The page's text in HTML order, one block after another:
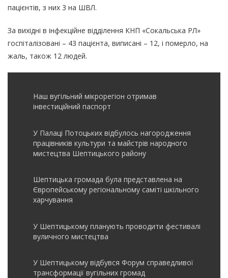
пацієнтів, з них 3 на ШВЛ.
За вихідні в інфекційне відділення КНП «Сокальська РЛ»
госпіталізовані – 43 пацієнта, виписані – 12, і померло, на
жаль, також 12 людей.
Наш вугільний мікрорегіон отримав
інвеcтиційний паспорт
У Палаці Потоцьких відбулось нагородження
працівників культури та майстрів народного
мистецтва Шептицького району
Шептицька громада була представлена на
Європейському регіональному саміті шкільного
харчування
У Шептицькому планують проводити фестивалі
вуличного мистецтва
У Шептицькому відбувся Форум справедливої
трансформації вугільних громад